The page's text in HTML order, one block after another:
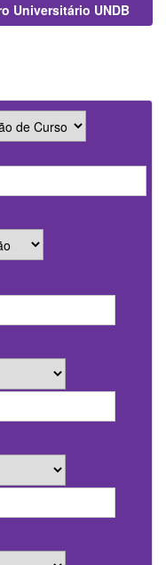
Universitário UNDB